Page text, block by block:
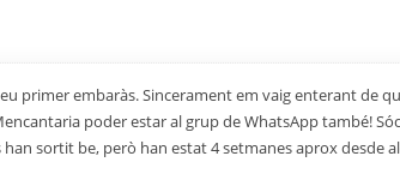
primer embaràs. Sincerament em vaig enterant de
poder estar al grup de WhatsApp també!
sortit be, però han estat 4 setmanes aprox desde